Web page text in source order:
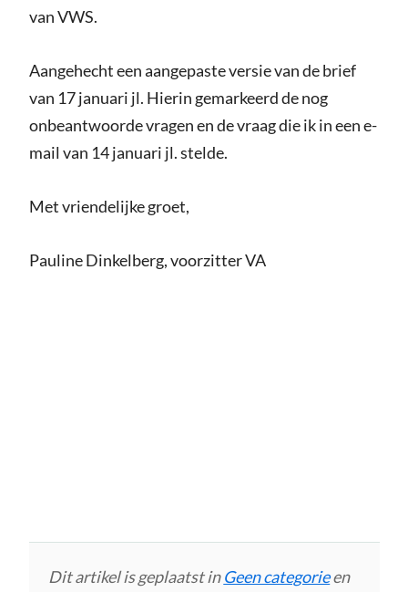
van VWS.
Aangehecht een aangepaste versie van de brief
van 17 januari jl. Hierin gemarkeerd de nog
onbeantwoorde vragen en de vraag die ik in een e-
mail van 14 januari jl. stelde.
Met vriendelijke groet,
Pauline Dinkelberg, voorzitter VA
Dit artikel is geplaatst inGeen categorieen